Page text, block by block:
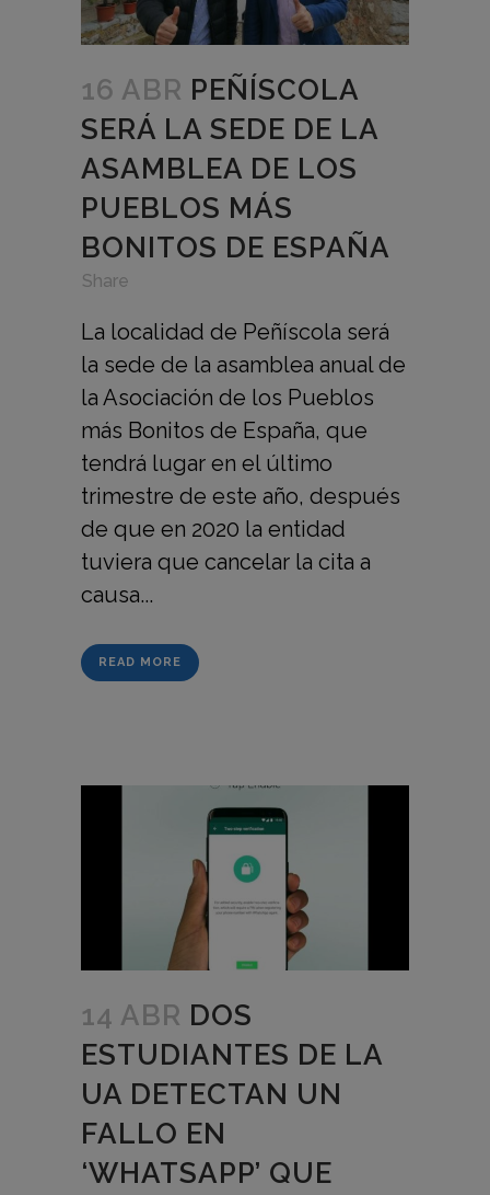
16 ABR PEÑÍSCOLA
SERÁ LA SEDE DE LA
ASAMBLEA DE LOS
PUEBLOS MÁS
BONITOS DE ESPAÑA
Share
La localidad de Peñíscola será
la sede de la asamblea anual de
la Asociación de los Pueblos
más Bonitos de España, que
tendrá lugar en el último
trimestre de este año, después
de que en 2020 la entidad
tuviera que cancelar la cita a
causa...
READ MORE
14 ABR DOS
ESTUDIANTES DE LA
UA DETECTAN UN
FALLO EN
‘WHATSAPP’ QUE